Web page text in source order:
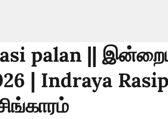
palan ||
| Indraya